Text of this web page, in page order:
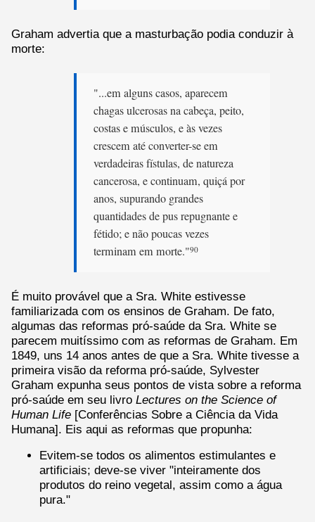
Graham advertia que a masturbação podia conduzir à
morte:
"...em alguns casos, aparecem
chagas ulcerosas na cabeça, peito,
costas e músculos, e às vezes
crescem até converter-se em
verdadeiras fístulas, de natureza
cancerosa, e continuam, quiçá por
anos, supurando grandes
quantidades de pus repugnante e
fétido; e não poucas vezes
terminam em morte."90
É muito provável que a Sra. White estivesse
familiarizada com os ensinos de Graham. De fato,
algumas das reformas pró-saúde da Sra. White se
parecem muitíssimo com as reformas de Graham. Em
1849, uns 14 anos antes de que a Sra. White tivesse a
primeira visão da reforma pró-saúde, Sylvester
Graham expunha seus pontos de vista sobre a reforma
pró-saúde em seu livro Lectures on the Science of
Human Life [Conferências Sobre a Ciência da Vida
Humana]. Eis aqui as reformas que propunha:
Evitem-se todos os alimentos estimulantes e
artificiais; deve-se viver "inteiramente dos
produtos do reino vegetal, assim como a água
pura."